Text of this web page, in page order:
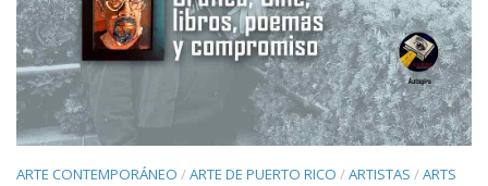
ARTE CONTEMPORÁNEO /ARTE DE PUERTO RICO /ARTISTAS /ARTS